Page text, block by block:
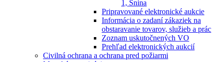
1, Snina
Pripravované elektronické aukcie
Informácia o zadaní zákaziek na
obstaravanie tovarov, služieb a prác
Zoznam uskutočnených VO
Prehľad elektronických aukcií
Civilná ochrana a ochrana pred požiarmi